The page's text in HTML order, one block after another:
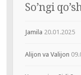
So’ngi
Jamila 20.01.2025
Alijon va Valijon